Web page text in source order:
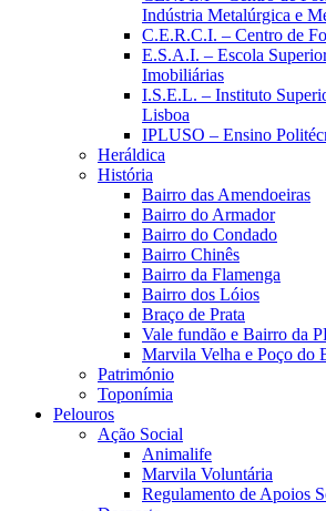
Indústria Metalúrgica e
C.E.R.C.I. – Centro de
E.S.A.I. – Escola
Imobiliárias
I.S.E.L. – Instituto
Lisboa
IPLUSO – Ensino
Heráldica
História
Bairro das Amendoeiras
Bairro do Armador
Bairro do Condado
Bairro Chinês
Bairro da Flamenga
Bairro dos Lóios
Braço de Prata
Vale fundão e Bairro da
Marvila Velha e Poço do
Património
Toponímia
Pelouros
Ação Social
Animalife
Marvila Voluntária
Regulamento de Apoios